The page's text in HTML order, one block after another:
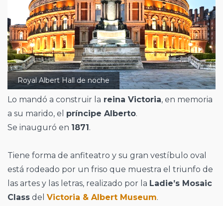
Royal Albert Hall de noche
Lo mandó a construir la reina Victoria, en memoria
a su marido, el príncipe Alberto.
Se inauguró en 1871 .
Tiene forma de anfiteatro y su gran vestíbulo oval
está rodeado por un friso que muestra el triunfo de
las artes y las letras, realizado por la Ladie’s Mosaic
Class del Victoria & Albert Museum.